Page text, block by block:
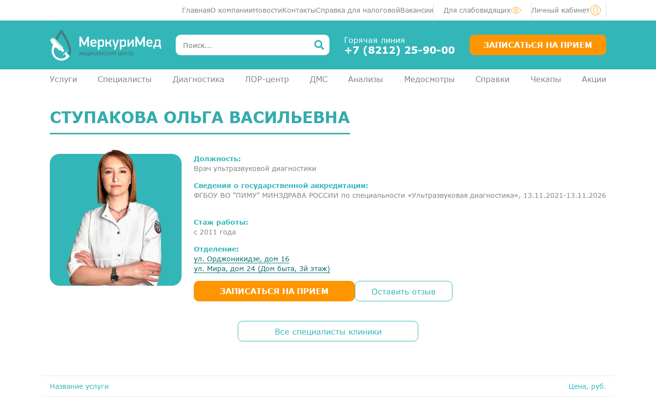
ГлавнаяО компанииНовостиКонтактыСправка для налоговойВакансии Для слабовидящих Личный кабинет
Горячая линия
+7 (8212) 25-90-00 ЗАПИСАТЬСЯ НА ПРИЕМ
Услуги Специалисты Диагностика ЛОР-центр ДМС Анализы Медосмотры Справки Чекапы Акции
СТУПАКОВА ОЛЬГА ВАСИЛЬЕВНА
Должность:
Врач ультразвуковой диагностики
Сведения о государственной аккредитации:
ФГБОУ ВО "ПИМУ" МИНЗДРАВА РОССИИ по специальности «Ультразвуковая диагностика», 13.11.2021-13.11.2026
Стаж работы:
с 2011 года
Отделение:
ул. Орджоникидзе, дом 16
ул. Мира, дом 24 (Дом быта, 3й этаж)
ЗАПИСАТЬСЯ НА ПРИЕМ Оставить отзыв
Все специалисты клиники
Название услуги Цена, руб.